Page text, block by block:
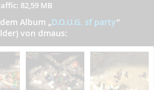
82,59 MB
Album „D.O.U.G. sf party”
von dmaus: